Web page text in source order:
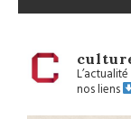
nos liens